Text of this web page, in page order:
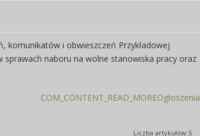
komunikatów i obwieszczeń Przykładowej
naboru na wolne stanowiska pracy oraz
COM_CONTENT_READ_MOREOgłoszenia
Liczba artykułów:5